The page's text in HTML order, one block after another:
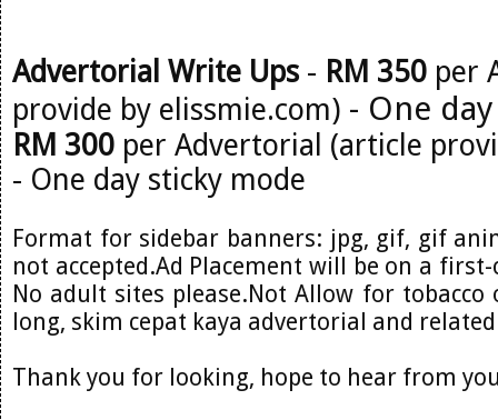
Advertorial Write Ups - RM 350 per
provide by elissmie.com) - One
RM 300 per Advertorial (article
- One day sticky mode
Format for sidebar banners: jpg, gif, gif
not accepted.Ad Placement will be on a
No adult sites please.Not Allow for tobacco
long, skim cepat kaya advertorial and
Thank you for looking, hope to hear from